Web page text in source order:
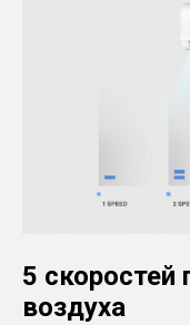
5 скоростей
воздуха